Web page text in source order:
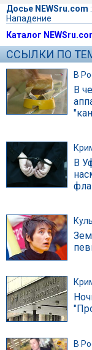
Досье NEWSru.com
Нападение
Каталог
ССЫЛКИ ПО
В
В
В
В